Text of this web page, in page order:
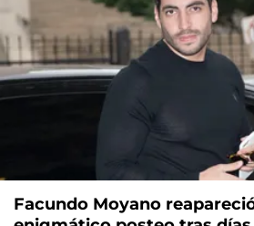
Facundo Moyano